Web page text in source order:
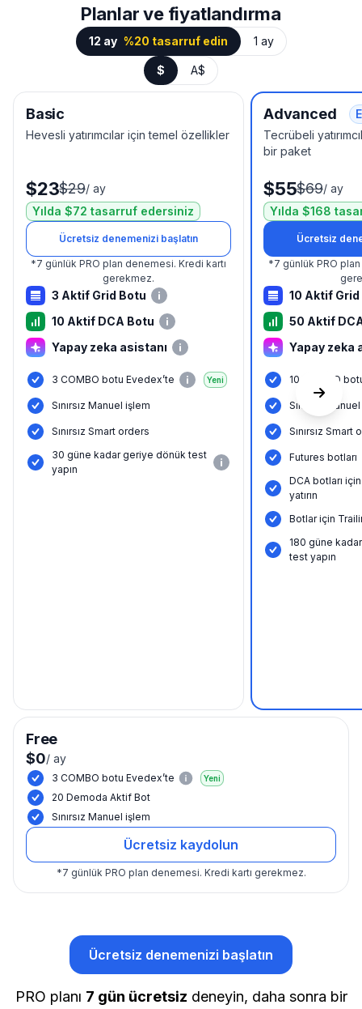
Planlar ve fiyatlandırma
12 ay %20 tasarruf edin 1 ay
$ A$
Basic
Hevesli yatırımcılar için temel özellikler
$23$29/ ay
Yılda $72 tasarruf edersiniz
Ücretsiz denemenizi başlatın
*7 günlük PRO plan denemesi. Kredi kartı
gerekmez.
3 Aktif Grid Botu
10 Aktif DCA Botu
Yapay zeka asistanı
3 COMBO botu Evedex’te Yeni
Sınırsız Manuel işlem
Sınırsız Smart orders
30 güne kadar geriye dönük test
yapın
Advanced
Tecrübeli
bir paket
$55$69/ ay
Yılda $168
Ücretsiz
*7 günlük PRO
10 Aktif
50 Aktif
Yapay zeka
10 COMBO
Sınırsız
Sınırsız Smart
Futures botları
DCA botları
yatırın
Botlar için
180 güne
test yapın
Free
$0/ ay
3 COMBO botu Evedex’te Yeni
20 Demoda Aktif Bot
Sınırsız Manuel işlem
Ücretsiz kaydolun
*7 günlük PRO plan denemesi. Kredi kartı gerekmez.
Ücretsiz denemenizi başlatın
PRO planı 7 gün ücretsiz deneyin, daha sonra bir